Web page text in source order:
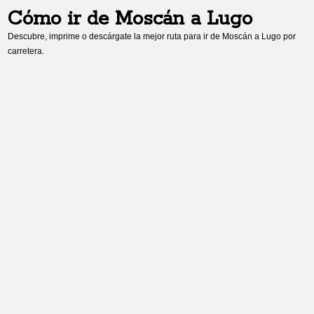
Cómo ir de Moscána Lugo
Descubre, imprime o descárgate la mejor ruta para ir de Moscán a Lugo por
carretera.